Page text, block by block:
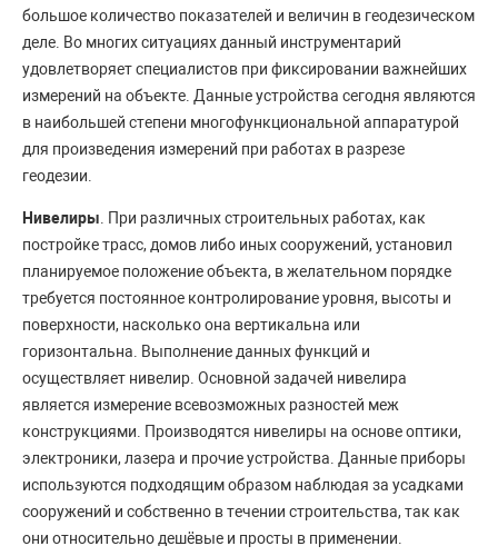
большое количество показателей и величин в геодезическом
деле. Во многих ситуациях данный инструментарий
удовлетворяет специалистов при фиксировании важнейших
измерений на объекте. Данные устройства сегодня являются
в наибольшей степени многофункциональной аппаратурой
для произведения измерений при работах в разрезе
геодезии.
Нивелиры. При различных строительных работах, как
постройке трасс, домов либо иных сооружений, установил
планируемое положение объекта, в желательном порядке
требуется постоянное контролирование уровня, высоты и
поверхности, насколько она вертикальна или
горизонтальна. Выполнение данных функций и
осуществляет нивелир. Основной задачей нивелира
является измерение всевозможных разностей меж
конструкциями. Производятся нивелиры на основе оптики,
электроники, лазера и прочие устройства. Данные приборы
используются подходящим образом наблюдая за усадками
сооружений и собственно в течении строительства, так как
они относительно дешёвые и просты в применении.